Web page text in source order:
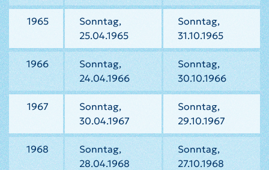
1965
Sonntag,
25.04.1965
Sonntag,
31.10.1965
1966
Sonntag,
24.04.1966
Sonntag,
30.10.1966
1967
Sonntag,
30.04.1967
Sonntag,
29.10.1967
1968
Sonntag,
28.04.1968
Sonntag,
27.10.1968